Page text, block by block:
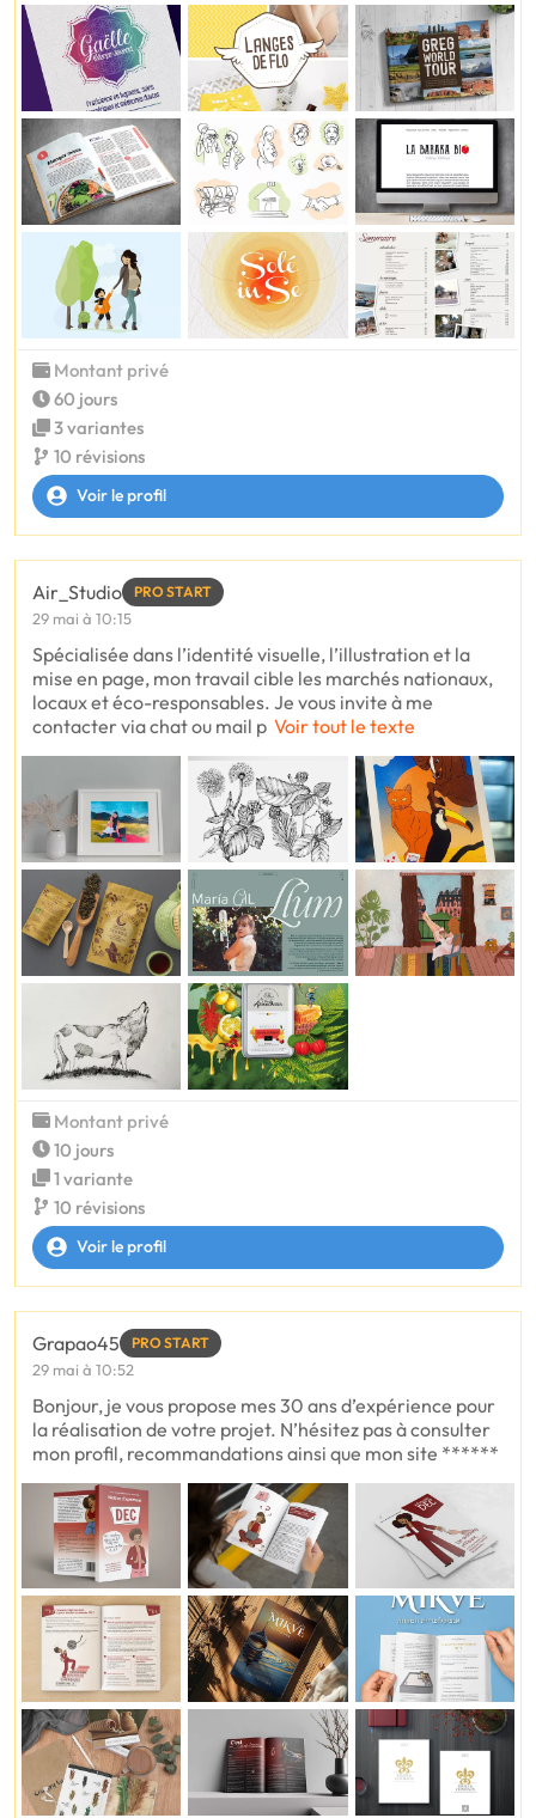
Montant privé
60 jours
3 variantes
10 révisions
Voir le profil
Air_Studio PRO START
29 mai à 10:15
Spécialisée dans l’identité visuelle, l’illustration et la
mise en page, mon travail cible les marchés nationaux,
locaux et éco-responsables. Je vous invite à me
contacter via chat ou mail p Voir tout le texte
Montant privé
10 jours
1 variante
10 révisions
Voir le profil
Grapao45 PRO START
29 mai à 10:52
Bonjour, je vous propose mes 30 ans d’expérience pour
la réalisation de votre projet. N’hésitez pas à consulter
mon profil, recommandations ainsi que mon site ******